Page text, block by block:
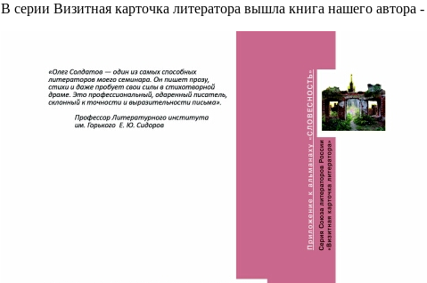
В серии Визитная карточка литератора вышла книга нашего автора -